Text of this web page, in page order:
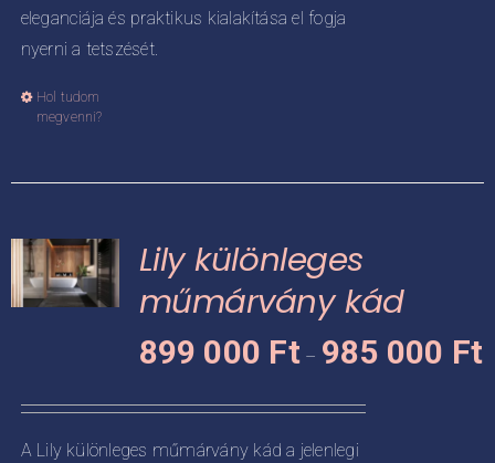
eleganciája és praktikus kialakítása el fogja
nyerni a tetszését.
Hol tudom
megvenni?
van.
változatok
a
választhatók
ki
Lily különleges
műmárvány kád
899 000 Ft – 985 000 Ft
A Lily különleges műmárvány kád a jelenlegi